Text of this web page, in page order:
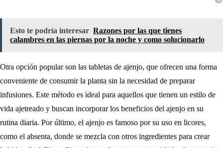
Esto te podría interesar Razones por las que tienes
calambres en las piernas por la noche y como solucionarlo
Otra opción popular son las tabletas de ajenjo, que ofrecen una forma
conveniente de consumir la planta sin la necesidad de preparar
infusiones. Este método es ideal para aquellos que tienen un estilo de
vida ajetreado y buscan incorporar los beneficios del ajenjo en su
rutina diaria. Por último, el ajenjo es famoso por su uso en licores,
como el absenta, donde se mezcla con otros ingredientes para crear